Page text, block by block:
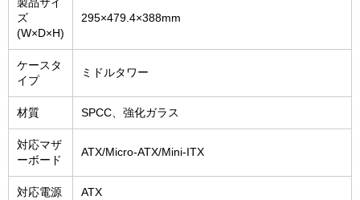
製品サイ
ズ
(W×D×H)
295×479.4×388mm
ケースタ
イプ
ミドルタワー
材質 SPCC、強化ガラス
対応マザ
ーボード
ATX/Micro-ATX/Mini-ITX
対応電源 ATX